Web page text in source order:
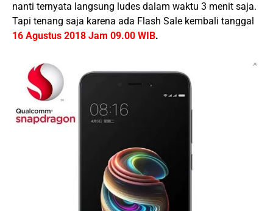
nanti ternyata langsung ludes dalam waktu 3 menit saja.
Tapi tenang saja karena ada Flash Sale kembali tanggal
16 Agustus 2018 Jam 09.00 WIB.